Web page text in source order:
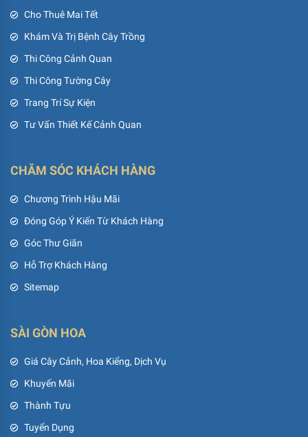
Cho Thuê Mai Tết
Khám Và Trị Bệnh Cây Trồng
Thi Công Cảnh Quan
Thi Công Tường Cây
Trang Trí Sự Kiện
Tư Vấn Thiết Kế Cảnh Quan
CHĂM SÓC KHÁCH HÀNG
Chương Trình Hậu Mãi
Đóng Góp Ý Kiến Từ Khách Hàng
Góc Thư Giãn
Hỗ Trợ Khách Hàng
Sitemap
SÀI GÒN HOA
Giá Cây Cảnh, Hoa Kiểng, Dịch Vụ
Khuyến Mãi
Thành Tựu
Tuyển Dụng